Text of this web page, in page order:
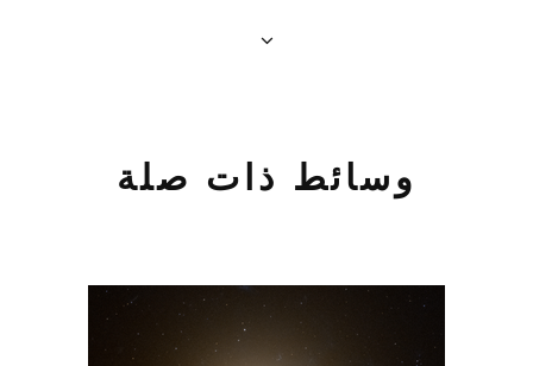
وسائط ذات صلة